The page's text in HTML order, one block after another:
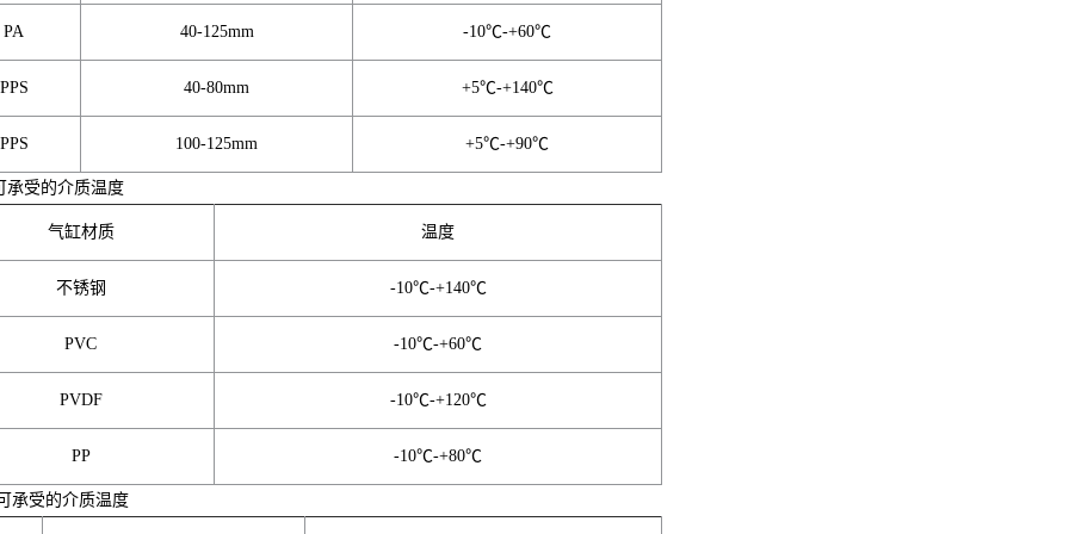
PA 40-125mm -10℃-+60℃
PPS 40-80mm +5℃-+140℃
PPS 100-125mm +5℃-+90℃
承受的介质温度
气缸材质 温度
不锈钢 -10℃-+140℃
PVC -10℃-+60℃
PVDF -10℃-+120℃
PP -10℃-+80℃
承受的介质温度